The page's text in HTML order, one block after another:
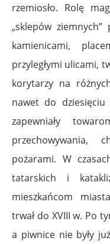
rzemiosło. Rolę
„sklepów ziemnych”
kamienicami,
przyległymi ulicami,
korytarzy na
nawet do dziesięciu
zapewniały
przechowywania,
pożarami. W
tatarskich i
mieszkańcom
trwał do XVIII w. Po
a piwnice nie były